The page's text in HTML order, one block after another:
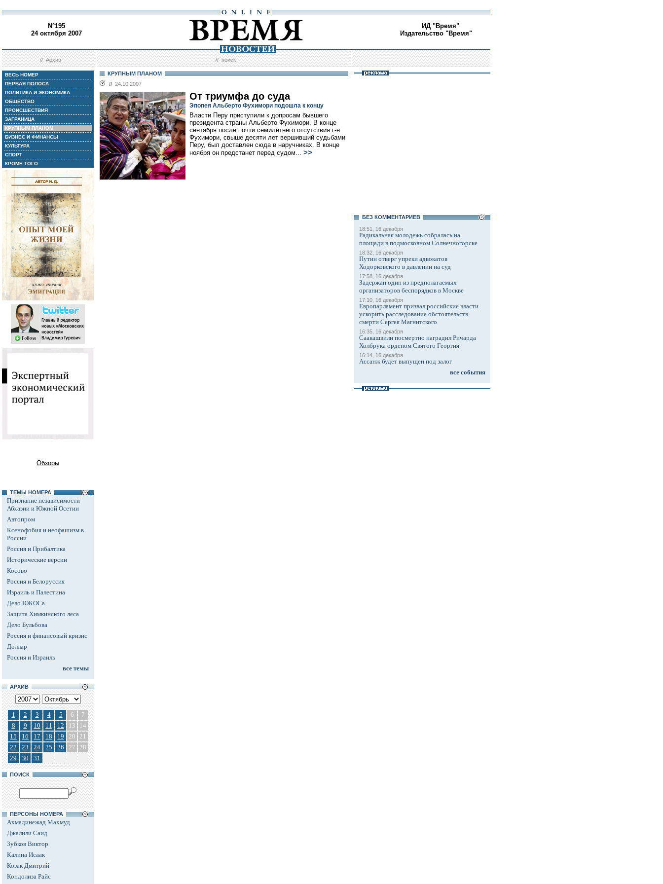
N°195
24 октября 2007
ИД "Время"
Издательство "Время"
//Архив //поиск
ВЕСЬ НОМЕР
ПЕРВАЯ ПОЛОСА
ПОЛИТИКА И ЭКОНОМИКА
ОБЩЕСТВО
ПРОИСШЕСТВИЯ
ЗАГРАНИЦА
КРУПНЫМ ПЛАНОМ
БИЗНЕС И ФИНАНСЫ
КУЛЬТУРА
СПОРТ
КРОМЕ ТОГО
Обзоры
ТЕМЫ НОМЕРА
Признание независимости
Абхазии и Южной Осетии
Автопром
Ксенофобия и неофашизм в
России
Россия и Прибалтика
Исторические версии
Косово
Россия и Белоруссия
Израиль и Палестина
Дело ЮКОСа
Защита Химкинского леса
Дело Бульбова
Россия и финансовый кризис
Доллар
Россия и Израиль
все темы
АРХИВ
1 2 3 4 5 6
7
8
9 10 11 12 13
14
15
16 17 18 19 20 21
22
23 24 25 26 27 28
29
30 31
ПОИСК
ПЕРСОНЫ НОМЕРА
Ахмадинежад Махмуд
Джалили Саид
Зубков Виктор
Калина Исаак
Козак Дмитрий
Кондолиза Райс
КРУПНЫМ ПЛАНОМ
// 24.10.2007
От триумфа до суда
Эпопея Альберто Фухимори подошла к концу
Власти Перу приступили к допросам бывшего
президента страны Альберто Фухимори. В конце
сентября после почти семилетнего отсутствия г-н
Фухимори, свыше десяти лет вершивший судьбами
Перу, был доставлен сюда в наручниках. В конце
ноября он предстанет перед судом... >>
БЕЗ КОМMЕНТАРИЕВ
18:51, 16 декабря
Радикальная молодежь собралась на
площади в подмосковном Солнечногорске
18:32, 16 декабря
Путин отверг упреки адвокатов
Ходорковского в давлении на суд
17:58, 16 декабря
Задержан один из предполагаемых
организаторов беспорядков в Москве
17:10, 16 декабря
Европарламент призвал российские власти
ускорить расследование обстоятельств
смерти Сергея Магнитского
16:35, 16 декабря
Саакашвили посмертно наградил Ричарда
Холбрука орденом Святого Георгия
16:14, 16 декабря
Ассанж будет выпущен под залог
все события